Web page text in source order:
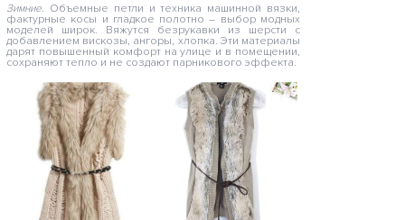
Зимние. Объемные петли и техника машинной вязки,
фактурные косы и гладкое полотно – выбор модных
моделей широк. Вяжутся безрукавки из шерсти с
добавлением вискозы, ангоры, хлопка. Эти материалы
дарят повышенный комфорт на улице и в помещении,
сохраняют тепло и не создают парникового эффекта.